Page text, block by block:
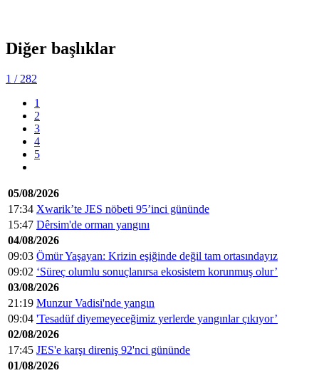
Diğer başlıklar
1 / 282
1
2
3
4
5
05/08/2026
17:34 Xwarik’te JES nöbeti 95’inci gününde
15:47 Dêrsim'de orman yangını
04/08/2026
09:03 Ömür Yaşayan: Krizin eşiğinde değil tam ortasındayız
09:02 ‘Süreç olumlu sonuçlanırsa ekosistem korunmuş olur’
03/08/2026
21:19 Munzur Vadisi'nde yangın
09:04 'Tesadüf diyemeyeceğimiz yerlerde yangınlar çıkıyor’
02/08/2026
17:45 JES'e karşı direniş 92'nci gününde
01/08/2026